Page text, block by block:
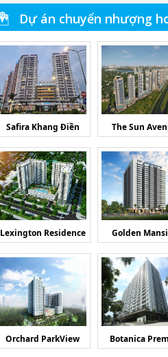
Dự án chuyển nhượng
Safira Khang Điền The Sun
Lexington Residence Golden
Orchard ParkView Botanica